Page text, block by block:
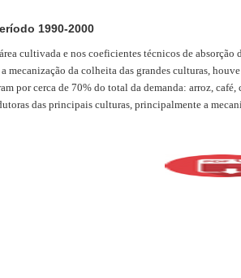
1990-2000
cultivada e nos coeficientes técnicos de absorção
mecanização da colheita das grandes culturas,
por cerca de 70% do total da demanda: arroz, café,
das principais culturas, principalmente a